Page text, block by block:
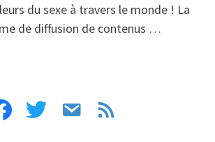
du sexe à travers le monde ! La
de diffusion de contenus …
twitter email feed